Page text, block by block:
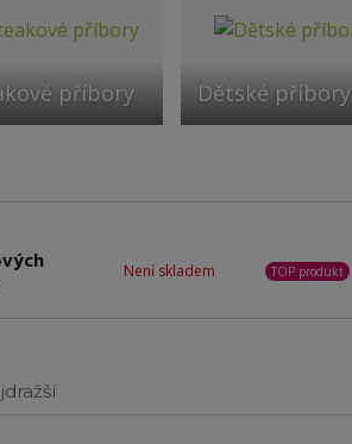
příbory Dětské příbory
Není skladem TOP produkt